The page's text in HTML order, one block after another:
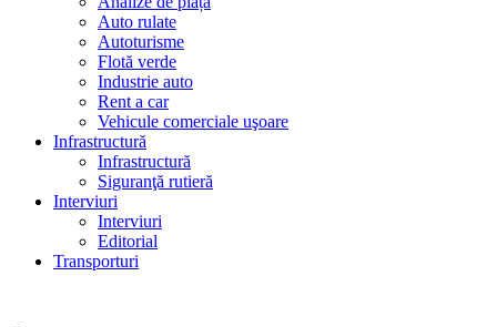
Auto rulate
Autoturisme
Flotă verde
Industrie auto
Rent a car
Vehicule comerciale uşoare
Infrastructură
Infrastructură
Siguranţă rutieră
Interviuri
Interviuri
Editorial
Transporturi